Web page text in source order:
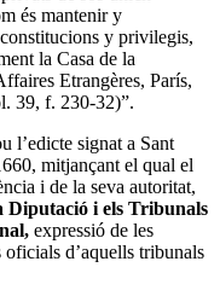
és mantenir y
y privilegis,
la Casa de la
Etrangères, París,
39, f. 230-32)”.
l’edicte signat a Sant
mitjançant el qual el
i de la seva autoritat,
Diputació i els Tribunals
expressió de les
d’aquells tribunals